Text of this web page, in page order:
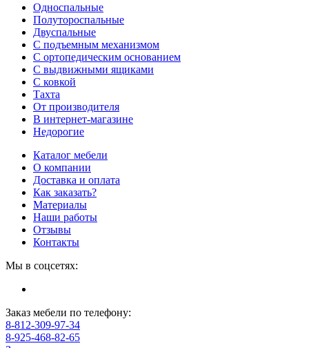
Односпальные
Полутороспальные
Двуспальные
С подъемным механизмом
С ортопедическим основанием
С выдвижными ящиками
С ковкой
Тахта
От производителя
В интернет-магазине
Недорогие
Каталог мебели
О компании
Доставка и оплата
Как заказать?
Материалы
Наши работы
Отзывы
Контакты
Мы в соцсетях:
Заказ мебели по телефону:
8-812-309-97-34
8-925-468-82-65